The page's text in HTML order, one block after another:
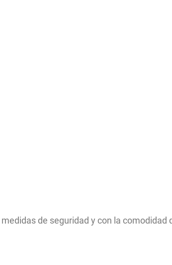
de seguridad y con la comodidad